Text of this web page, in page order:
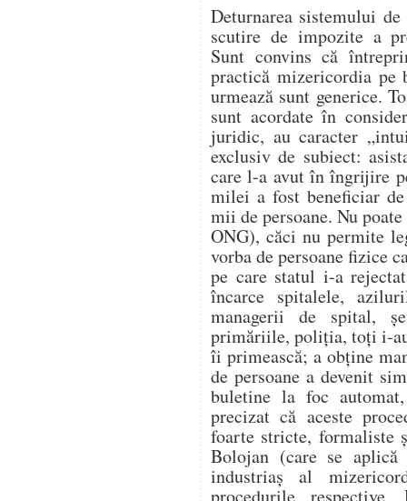
Deturnarea sistemului
scutire de impozite a
Sunt convins că
practică mizericordia pe
urmează sunt generice.
sunt acordate în
juridic, au caracter
exclusiv de subiect:
care l-a avut în îngrijire
milei a fost beneficiar
mii de persoane. Nu
ONG), căci nu permite
vorba de persoane fizice
pe care statul i-a
încarce spitalele,
managerii de spital,
primăriile, poliția, toți i-
îi primească; a obține
de persoane a devenit
buletine la foc
precizat că aceste
foarte stricte, formaliste
Bolojan (care se
industriaș al
procedurile